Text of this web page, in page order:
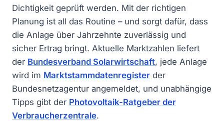
Dichtigkeit geprüft werden. Mit der richtigen
Planung ist all das Routine – und sorgt dafür, dass
die Anlage über Jahrzehnte zuverlässig und
sicher Ertrag bringt. Aktuelle Marktzahlen liefert
der Bundesverband Solarwirtschaft, jede Anlage
wird im Marktstammdatenregister der
Bundesnetzagentur angemeldet, und unabhängige
Tipps gibt der Photovoltaik-Ratgeber der
Verbraucherzentrale.